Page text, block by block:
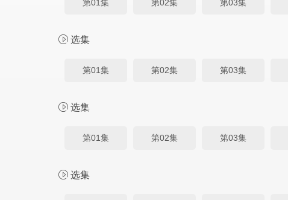
第01集 第02集 第03集
选集
第01集 第02集 第03集
选集
第01集 第02集 第03集
选集